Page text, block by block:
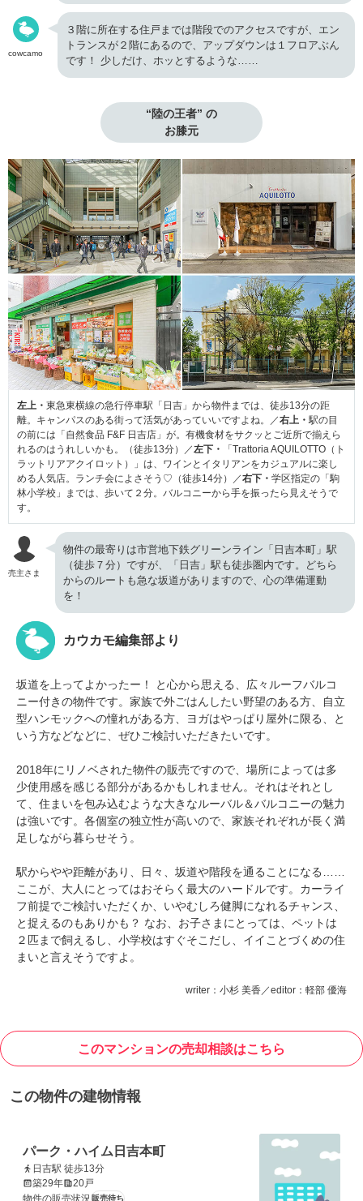
cowcamo
３階に所在する住戸までは階段でのアクセスですが、エン
トランスが２階にあるので、アップダウンは１フロアぶん
です！ 少しだけ、ホッとするような……
“陸の王者” の
お膝元
左上・ 東急東横線の急行停車駅「日吉」から物件までは、徒歩13分の距
離。キャンパスのある街って活気があっていいですよね。／右上・駅の目
の前には「自然食品 F&F 日吉店」が。有機食材をサクッとご近所で揃えら
れるのはうれしいかも。（徒歩13分）／左下・
「Trattoria AQUILOTTO（ト
ラットリアアクイロット）」は、ワインとイタリアンをカジュアルに楽し
める人気店。ランチ会によさそう♡（徒歩14分）／右下・ 学区指定の「駒
林小学校」までは、歩いて２分。バルコニーから手を振ったら見えそうで
す。
売主さま
物件の最寄りは市営地下鉄グリーンライン「日吉本町」駅
（徒歩７分）ですが、「日吉」駅も徒歩圏内です。どちら
からのルートも急な坂道がありますので、心の準備運動
を！
カウカモ編集部より
坂道を上ってよかったー！ と心から思える、広々ルーフバルコ
ニー付きの物件です。家族で外ごはんしたい野望のある方、自立
型ハンモックへの憧れがある方、ヨガはやっぱり屋外に限る、と
いう方などなどに、ぜひご検討いただきたいです。
2018年にリノベされた物件の販売ですので、場所によっては多
少使用感を感じる部分があるかもしれません。それはそれとし
て、住まいを包み込むような大きなルーバル＆バルコニーの魅力
は強いです。各個室の独立性が高いので、家族それぞれが長く満
足しながら暮らせそう。
駅からやや距離があり、日々、坂道や階段を通ることになる……
ここが、大人にとってはおそらく最大のハードルです。カーライ
フ前提でご検討いただくか、いやむしろ健脚になれるチャンス、
と捉えるのもありかも？ なお、お子さまにとっては、ペットは
２匹まで飼えるし、小学校はすぐそこだし、イイことづくめの住
まいと言えそうですよ。
writer：小杉 美香／editor：軽部 優海
このマンションの売却相談はこちら
この物件の建物情報
パーク・ハイム日吉本町
日吉駅 徒歩13分
築29年
20戸
物件の販売状況 販売待ち